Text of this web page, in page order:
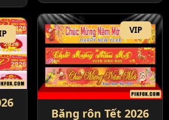
VIP
Băng rôn Tết 2026